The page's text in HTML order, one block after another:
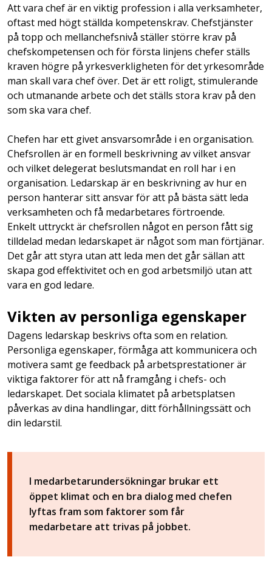
Att vara chef är en viktig profession i alla verksamheter,
oftast med högt ställda kompetenskrav. Chefstjänster
på topp och mellanchefsnivå ställer större krav på
chefskompetensen och för första linjens chefer ställs
kraven högre på yrkesverkligheten för det yrkesområde
man skall vara chef över. Det är ett roligt, stimulerande
och utmanande arbete och det ställs stora krav på den
som ska vara chef.
Chefen har ett givet ansvarsområde i en organisation.
Chefsrollen är en formell beskrivning av vilket ansvar
och vilket delegerat beslutsmandat en roll har i en
organisation. Ledarskap är en beskrivning av hur en
person hanterar sitt ansvar för att på bästa sätt leda
verksamheten och få medarbetares förtroende.
Enkelt uttryckt är chefsrollen något en person fått sig
tilldelad medan ledarskapet är något som man förtjänar.
Det går att styra utan att leda men det går sällan att
skapa god effektivitet och en god arbetsmiljö utan att
vara en god ledare.
Vikten av personliga egenskaper
Dagens ledarskap beskrivs ofta som en relation.
Personliga egenskaper, förmåga att kommunicera och
motivera samt ge feedback på arbetsprestationer är
viktiga faktorer för att nå framgång i chefs- och
ledarskapet. Det sociala klimatet på arbetsplatsen
påverkas av dina handlingar, ditt förhållningssätt och
din ledarstil.
I medarbetarundersökningar brukar ett
öppet klimat och en bra dialog med chefen
lyftas fram som faktorer som får
medarbetare att trivas på jobbet.